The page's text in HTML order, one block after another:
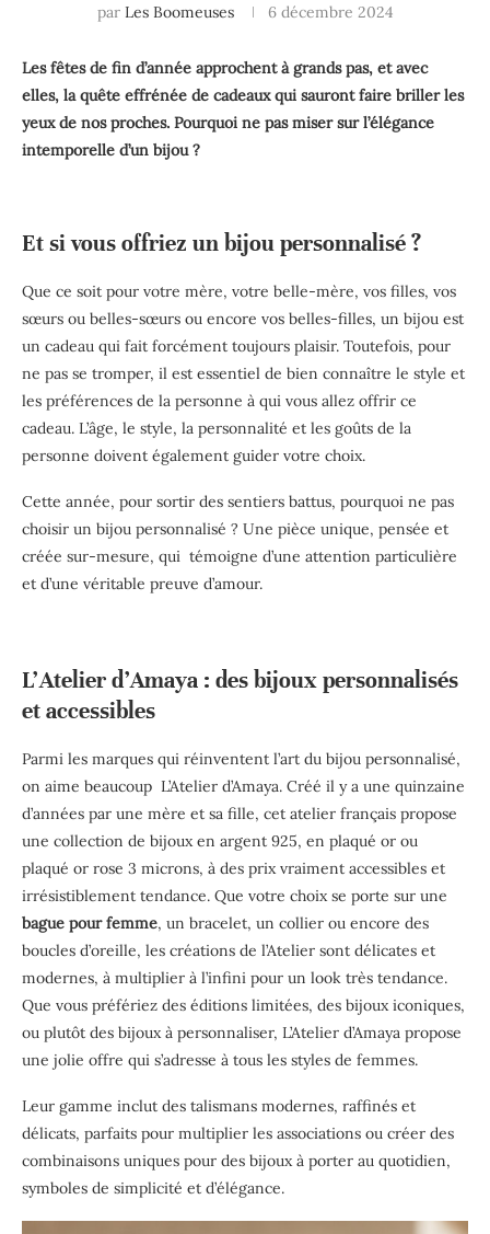
par Les Boomeuses 6 décembre 2024
Les fêtes de fin d’année approchent à grands pas, et avec
elles, la quête effrénée de cadeaux qui sauront faire briller les
yeux de nos proches. Pourquoi ne pas miser sur l’élégance
intemporelle d’un bijou ?
Et si vous offriez un bijou personnalisé ?
Que ce soit pour votre mère, votre belle-mère, vos filles, vos
sœurs ou belles-sœurs ou encore vos belles-filles, un bijou est
un cadeau qui fait forcément toujours plaisir. Toutefois, pour
ne pas se tromper, il est essentiel de bien connaître le style et
les préférences de la personne à qui vous allez offrir ce
cadeau. L’âge, le style, la personnalité et les goûts de la
personne doivent également guider votre choix.
Cette année, pour sortir des sentiers battus, pourquoi ne pas
choisir un bijou personnalisé ? Une pièce unique, pensée et
créée sur-mesure, qui témoigne d’une attention particulière
et d’une véritable preuve d’amour.
L’Atelier d’Amaya : des bijoux personnalisés
et accessibles
Parmi les marques qui réinventent l’art du bijou personnalisé,
on aime beaucoup L’Atelier d’Amaya. Créé il y a une quinzaine
d’années par une mère et sa fille, cet atelier français propose
une collection de bijoux en argent 925, en plaqué or ou
plaqué or rose 3 microns, à des prix vraiment accessibles et
irrésistiblement tendance. Que votre choix se porte sur une
bague pour femme, un bracelet, un collier ou encore des
boucles d’oreille, les créations de l’Atelier sont délicates et
modernes, à multiplier à l’infini pour un look très tendance.
Que vous préfériez des éditions limitées, des bijoux iconiques,
ou plutôt des bijoux à personnaliser, L’Atelier d’Amaya propose
une jolie offre qui s’adresse à tous les styles de femmes.
Leur gamme inclut des talismans modernes, raffinés et
délicats, parfaits pour multiplier les associations ou créer des
combinaisons uniques pour des bijoux à porter au quotidien,
symboles de simplicité et d’élégance.